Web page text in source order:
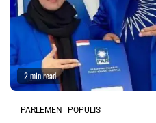
2 min read
PARLEMEN POPULIS